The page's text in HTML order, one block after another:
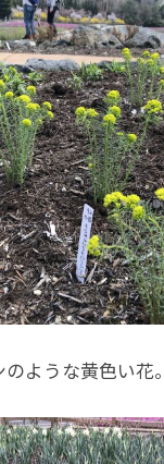
ような黄色い花。